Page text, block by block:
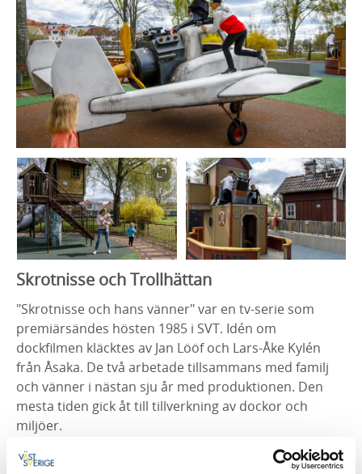
Skrotnisse och Trollhättan
"Skrotnisse och hans vänner" var en tv-serie som
premiärsändes hösten 1985 i SVT. Idén om
dockfilmen kläcktes av Jan Lööf och Lars-Åke Kylén
från Åsaka. De två arbetade tillsammans med familj
och vänner i nästan sju år med produktionen. Den
mesta tiden gick åt till tillverkning av dockor och
miljöer.
Berättelsen huvudkaraktär är Nils "Skrotnisse"